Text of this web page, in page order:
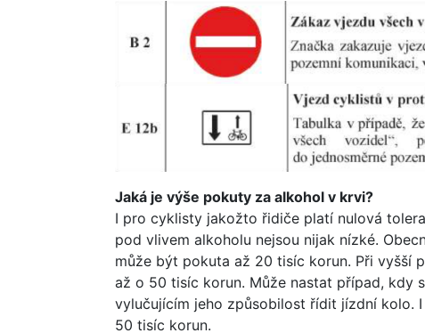
Jaká je výše pokuty za alkohol v krvi?
I pro cyklisty jakožto řidiče platí nulová
pod vlivem alkoholu nejsou nijak nízké.
může být pokuta až 20 tisíc korun. Při vyšší
až o 50 tisíc korun. Může nastat případ, kdy
vylučujícím jeho způsobilost řídit jízdní kolo.
50 tisíc korun.